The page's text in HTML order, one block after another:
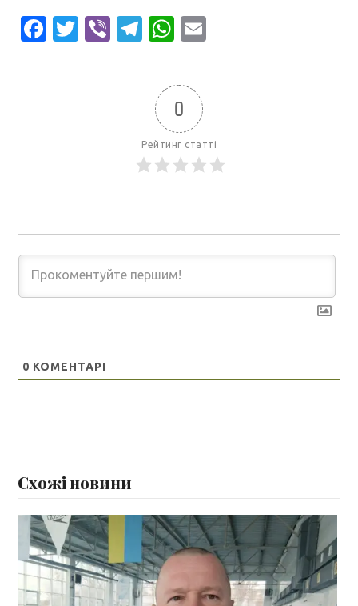
Facebook
Twitter
ViberTelegram
WhatsApp
0
Рейтинг статті
0 КОМЕНТАРІ
Схожі новини